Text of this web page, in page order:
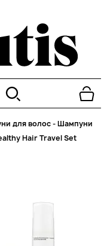
для волос-Шампуни
Hair Travel Set